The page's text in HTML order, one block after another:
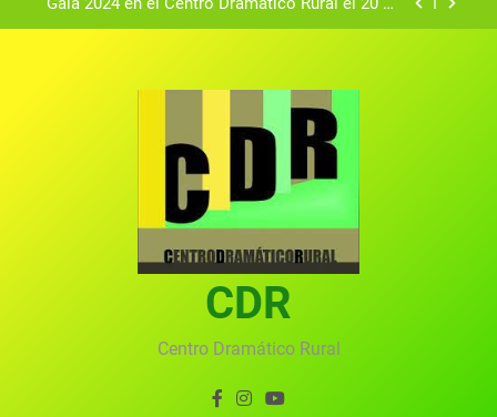
Gala 2024 en el Centro Dramático Rural el 20 de
convocado por el Centro Dramático Rural de Mira
(Cuenca)
Gala anual virtual del Centro Dramático Rural de
Gala del Centro Dramático Rural 2025
Gala 2024 en el Centro Dramático Rural el 20 de
Textos seleccionados en el VI Certamen
Francisco Nieva de piezas breves teatrales
convocado por el Centro Dramático Rural de Mira
Gala anual virtual del Centro Dramático Rural de
CDR
Centro Dramático Rural